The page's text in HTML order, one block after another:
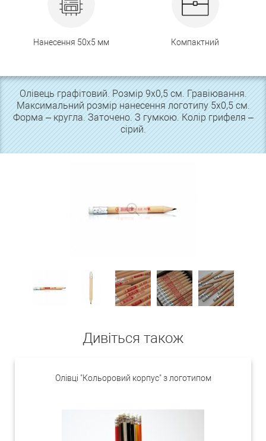
Нанесення 50х5 мм Компактний
Олівець графітовий. Розмір 9х0,5 см. Гравіювання.
Максимальний розмір нанесення логотипу 5х0,5 см.
Форма – кругла. Заточено. З гумкою. Колір грифеля –
сірий.
Дивіться також
Олівці "Кольоровий корпус" з логотипом